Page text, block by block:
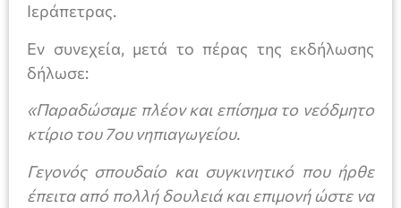
Ιεράπετρας.
Εν συνεχεία, μετά το πέρας της εκδήλωσης
δήλωσε:
«Παραδώσαμε πλέον και επίσημα το νεόδμητο
κτίριο του 7ου νηπιαγωγείου.
Γεγονός σπουδαίο και συγκινητικό που ήρθε
έπειτα από πολλή δουλειά και επιμονή ώστε να